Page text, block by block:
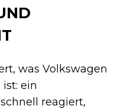
was Volkswagen
ein
reagiert,